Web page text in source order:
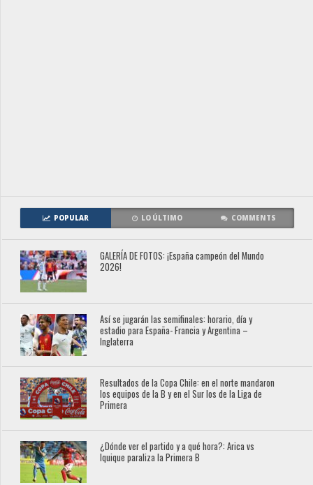
POPULAR LO ÚLTIMO COMMENTS
GALERÍA DE FOTOS: ¡España campeón del Mundo
2026!
Así se jugarán las semifinales: horario, día y
estadio para España- Francia y Argentina –
Inglaterra
Resultados de la Copa Chile: en el norte mandaron
los equipos de la B y en el Sur los de la Liga de
Primera
¿Dónde ver el partido y a qué hora?: Arica vs
Iquique paraliza la Primera B